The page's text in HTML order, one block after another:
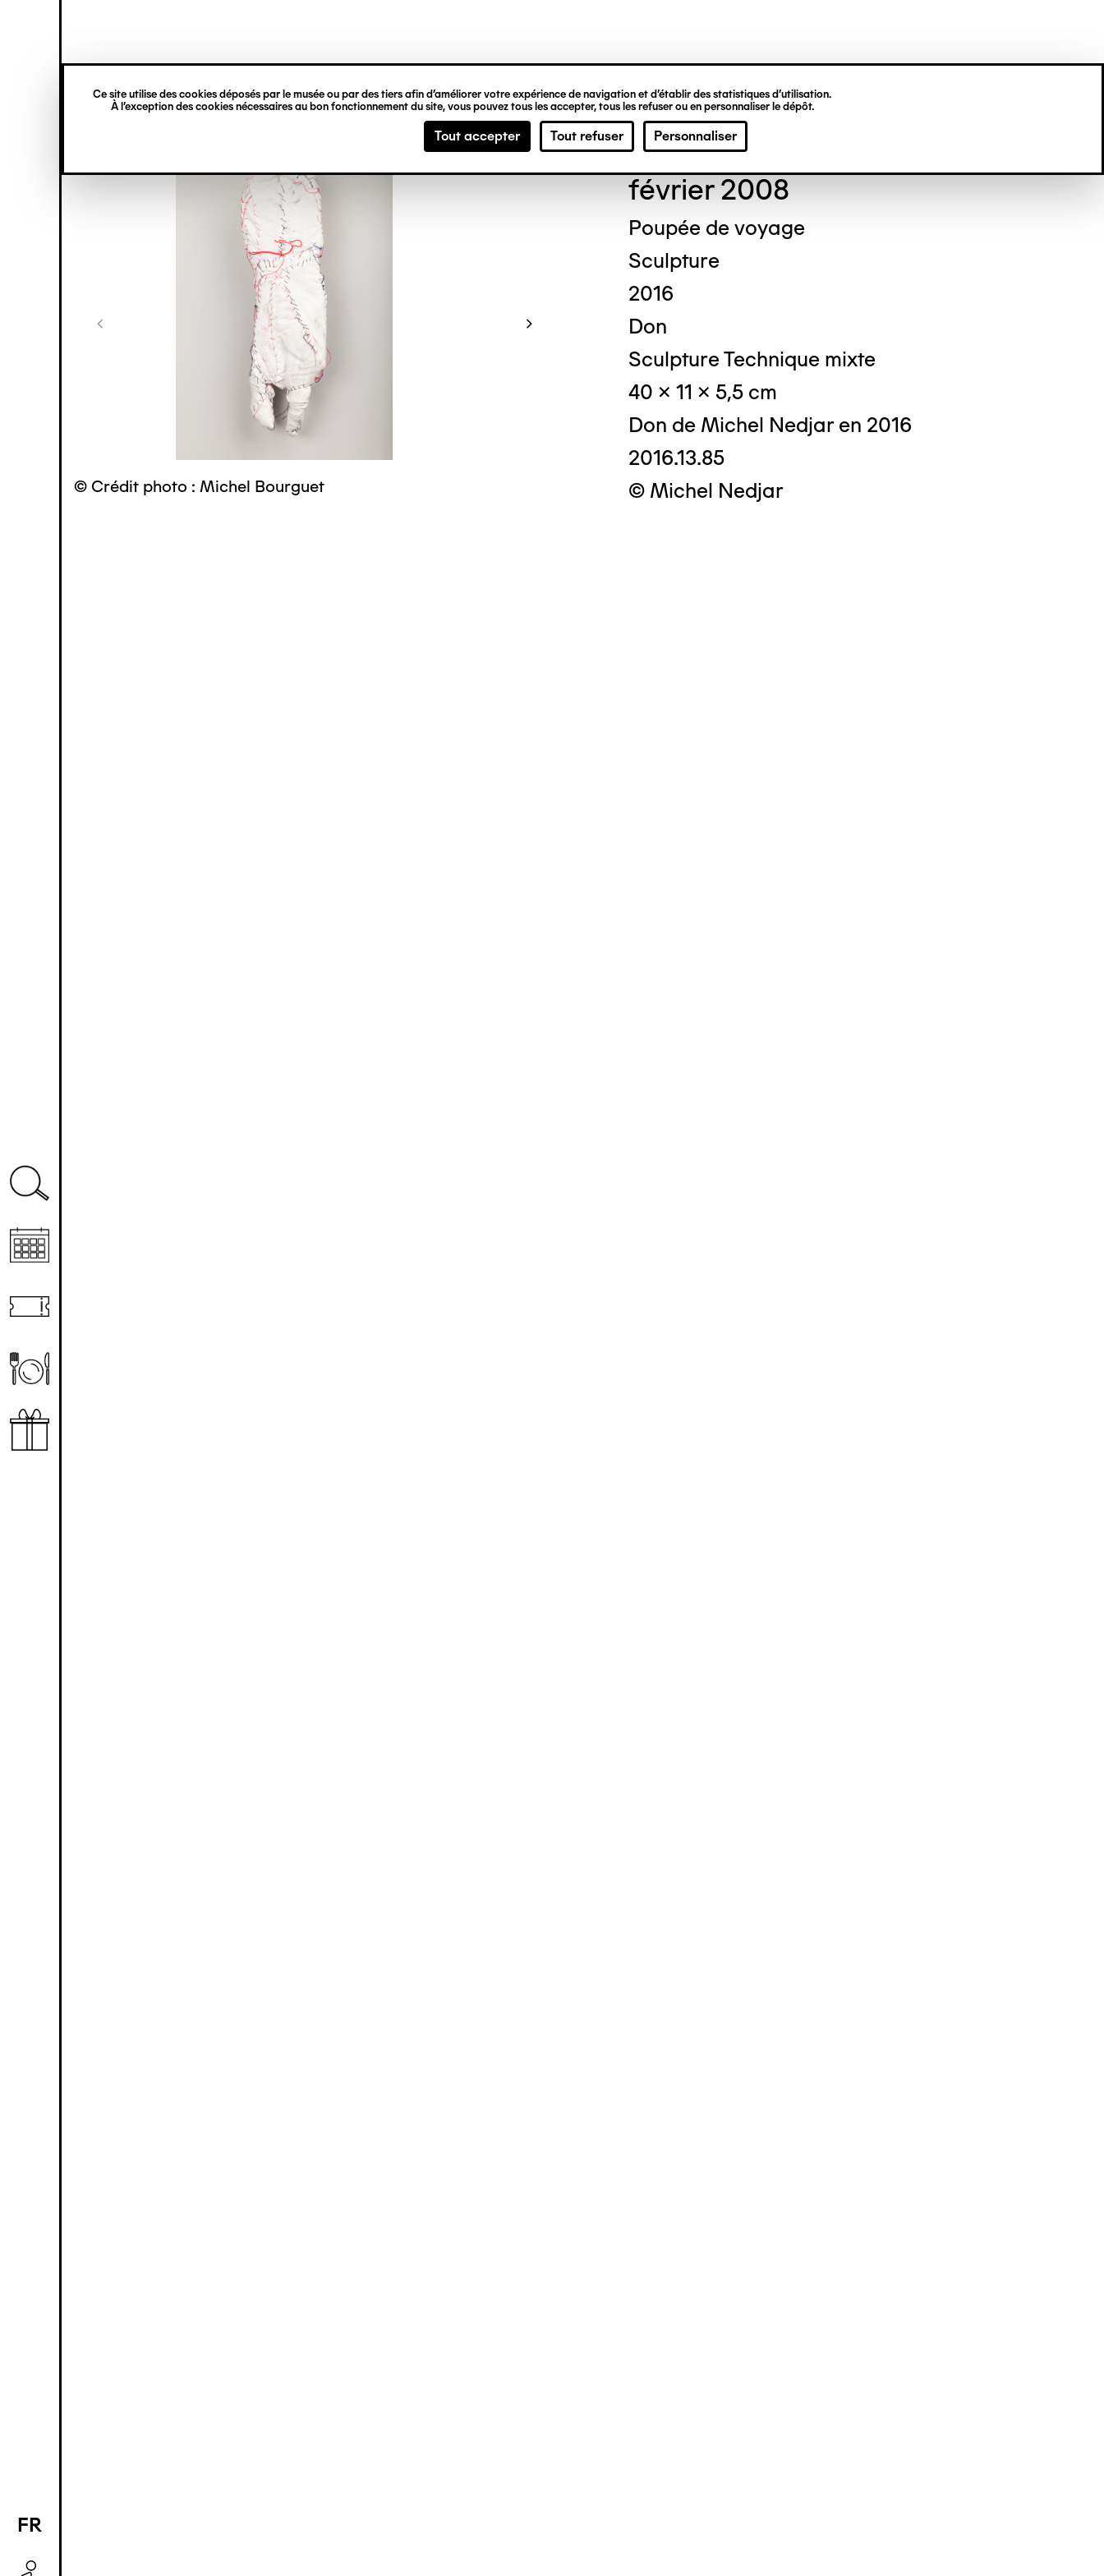
Ce site utilise des cookies déposés par le musée ou par des tiers afin d’améliorer votre expérience de navigation et d’établir des statistiques d’utilisation.
À l’exception des cookies nécessaires au bon fonctionnement du site, vous pouvez tous les accepter, tous les refuser ou en personnaliser le dépôt.
Tout accepter Tout refuser Personnaliser
principal
verticale
FR
EN
© Crédit photo : Michel Bourguet © Crédit photo : Michel Bourguet
Michel NEDJAR
février 2008
Poupée de voyage
Sculpture
2016
Don
Sculpture Technique mixte
40 x 11 x 5,5 cm
Don de Michel Nedjar en 2016
2016.13.85
© Michel Nedjar